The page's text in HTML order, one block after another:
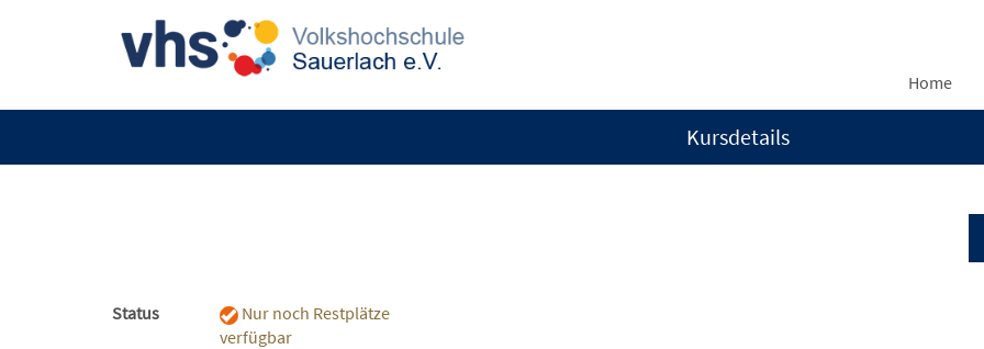
Home
Kursdetails
Status
Nur noch Restplätze
verfügbar